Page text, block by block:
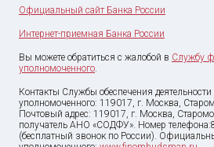
Официальный сайт Банка России
Интернет-приемная Банка России
Вы можете обратиться с жалобой в Службу
уполномоченного.
Контакты Службы обеспечения
уполномоченного: 119017, г. Москва,
Почтовый адрес: 119017, г. Москва,
получатель АНО «СОДФУ». Номер
(бесплатный звонок по России).